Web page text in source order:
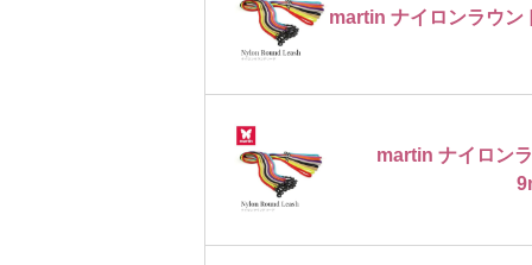
martin ナイロンラウン
martin ナイロン